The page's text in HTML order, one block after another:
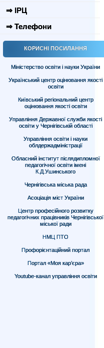
⇒ ІРЦ
⇒ Телефони
КОРИСНІ ПОСИЛАННЯ
Міністерство освіти і науки України
Український центр оцінювання якості
освіти
Київський регіональний центр
оцінювання якості освіти
Управління Державної служби якості
освіти у Чернігівській області
Управління освіти і науки
облдержадміністрації
Обласний інститут післядипломної
педагогічної освіти імені
К.Д.Ушинського
Чернігівська міська рада
Асоціація міст України
Центр професійного розвитку
педагогічних працівників Чернігівської
міської ради
НМЦ ПТО
Профорієнтаційний портал
Портал «Моя кар’єра»
Youtube-канал управління освіти